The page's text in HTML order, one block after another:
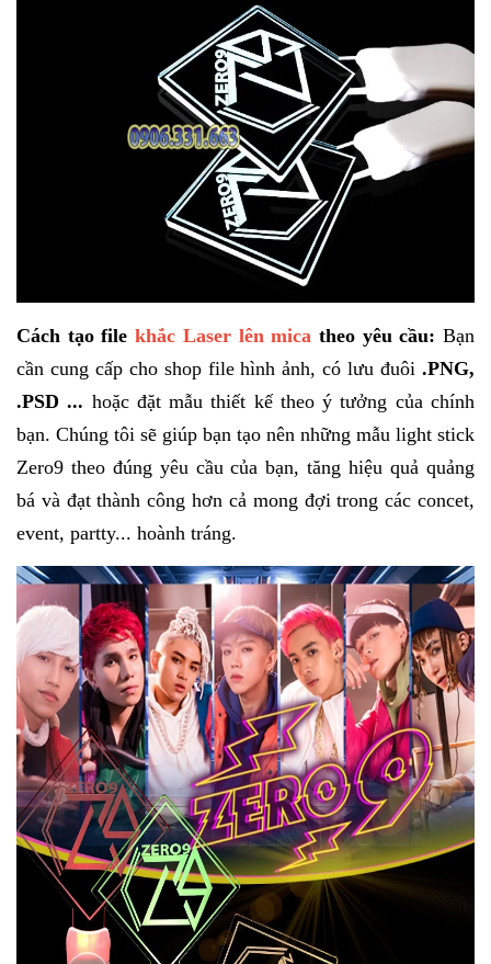
Cách tạo file khắc Laser lên mica theo yêu cầu: Bạn
cần cung cấp cho shop file hình ảnh, có lưu đuôi .PNG,
.PSD ... hoặc đặt mẫu thiết kế theo ý tưởng của chính
bạn. Chúng tôi sẽ giúp bạn tạo nên những mẫu light stick
Zero9 theo đúng yêu cầu của bạn, tăng hiệu quả quảng
bá và đạt thành công hơn cả mong đợi trong các concet,
event, partty... hoành tráng.